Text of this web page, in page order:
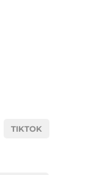
TIKTOK